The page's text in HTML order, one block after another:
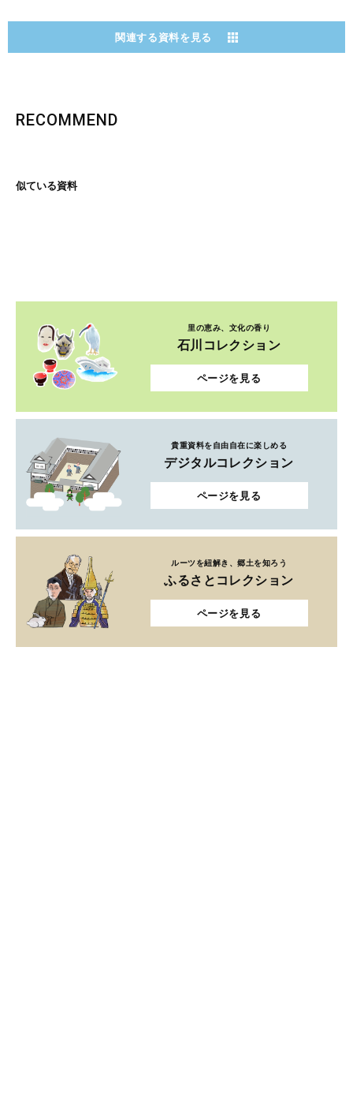
関連する資料を見る
RECOMMEND
似ている資料
里の恵み、文化の香り
石川コレクション
ページを見る
貴重資料を自由自在に楽しめる
デジタルコレクション
ページを見る
ルーツを紐解き、郷土を知ろう
ふるさとコレクション
ページを見る